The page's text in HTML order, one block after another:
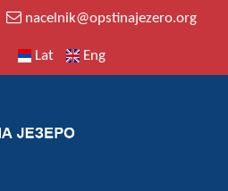
nacelnik@opstinajezero.org
Lat Eng